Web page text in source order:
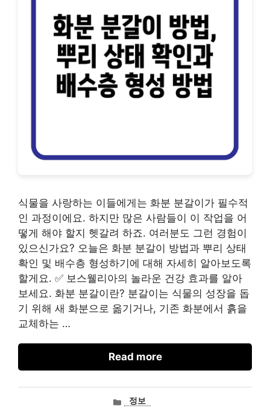
식물을 사랑하는 이들에게는 화분 분갈이가 필수적
인 과정이에요. 하지만 많은 사람들이 이 작업을 어
떻게 해야 할지 헷갈려 하죠. 여러분도 그런 경험이
있으신가요? 오늘은 화분 분갈이 방법과 뿌리 상태
확인 및 배수층 형성하기에 대해 자세히 알아보도록
할게요. ✅ 보스웰리아의 놀라운 건강 효과를 알아
보세요. 화분 분갈이란? 분갈이는 식물의 성장을 돕
기 위해 새 화분으로 옮기거나, 기존 화분에서 흙을
교체하는 …
Read more
카정보